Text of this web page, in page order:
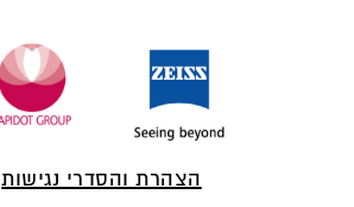
Footer
הצהרת והסדרי נגישות